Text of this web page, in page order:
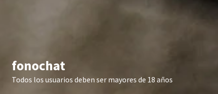
fonochat
Todos los usuarios deben ser mayores de 18 años